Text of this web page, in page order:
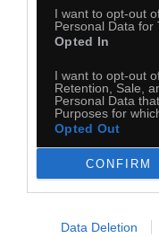
I want to opt-out
Personal Data for
Opted In
I want to opt-out
Retention, Sale,
Personal Data
Purposes for
Opted Out
CONFIRM
Data Deletion